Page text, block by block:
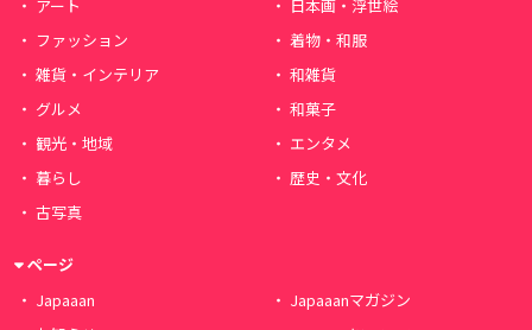
アート
日本画・浮世絵
ファッション
着物・和服
雑貨・インテリア
和雑貨
グルメ
和菓子
観光・地域
エンタメ
暮らし
歴史・文化
古写真
ページ
Japaaan
Japaaanマガジン